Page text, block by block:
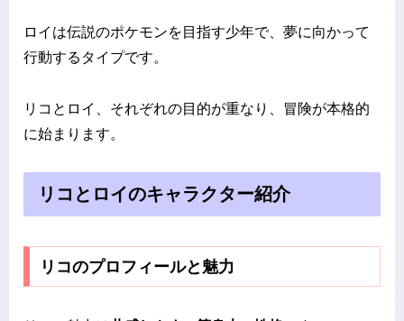
ロイは伝説のポケモンを目指す少年で、夢に向かって
行動するタイプです。
リコとロイ、それぞれの目的が重なり、冒険が本格的
に始まります。
リコとロイのキャラクター紹介
リコのプロフィールと魅力